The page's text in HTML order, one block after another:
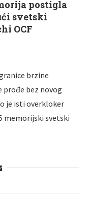
postigla
svetski
OCF
brzine
prođe bez novog
je isti overkloker
memorijski svetski